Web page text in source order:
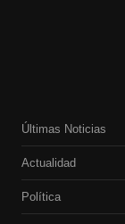
Últimas Noticias
Actualidad
Política